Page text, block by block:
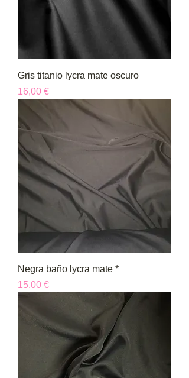
Gris titanio lycra mate oscuro
Precio
16,00 €
Negra baño lycra mate *
Precio
15,00 €